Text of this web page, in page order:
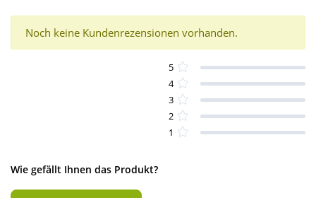
Noch keine Kundenrezensionen vorhanden.
5
4
3
2
1
Wie gefällt Ihnen das Produkt?